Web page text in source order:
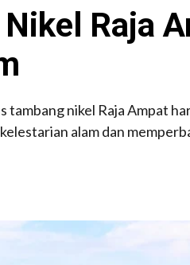
Raja
tambang nikel Raja Ampat
alam dan